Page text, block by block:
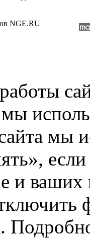
NGE.RU
мы
мы
если
и